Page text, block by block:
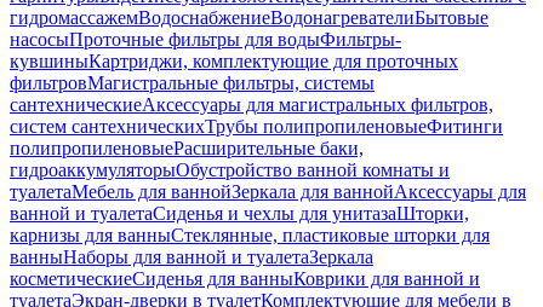
гидромассажемВодоснабжениеВодонагревателиБытовые
насосыПроточные фильтры для водыФильтры-
кувшиныКартриджи, комплектующие для проточных
фильтровМагистральные фильтры, системы
сантехническиеАксессуары для магистральных фильтров,
систем сантехническихТрубы полипропиленовыеФитинги
полипропиленовыеРасширительные баки,
гидроаккумуляторыОбустройство ванной комнаты и
туалетаМебель для ваннойЗеркала для ваннойАксессуары для
ванной и туалетаСиденья и чехлы для унитазаШторки,
карнизы для ванныСтеклянные, пластиковые шторки для
ванныНаборы для ванной и туалетаЗеркала
косметическиеСиденья для ванныКоврики для ванной и
туалетаЭкран-дверки в туалетКомплектующие для мебели в